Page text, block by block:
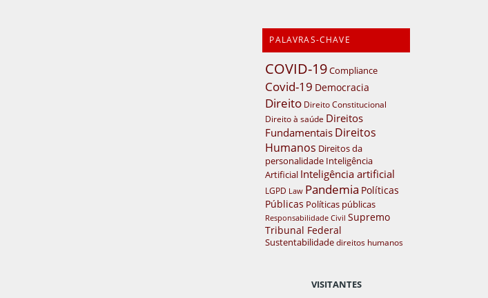
PALAVRAS-CHAVE
COVID-19Compliance
Covid-19 Democracia
Direito Direito Constitucional
Direito à saúde Direitos
Fundamentais Direitos
Humanos Direitos da
personalidade Inteligência
Artificial Inteligência artificial
LGPD Law Pandemia Políticas
Públicas Políticas públicas
Responsabilidade Civil Supremo
Tribunal Federal
Sustentabilidade direitos humanos
VISITANTES